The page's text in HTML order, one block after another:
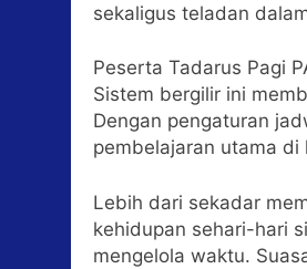
sekaligus teladan
Peserta Tadarus Pagi
Sistem bergilir ini
Dengan pengaturan
pembelajaran utama di
Lebih dari sekadar
kehidupan sehari-hari
mengelola waktu.